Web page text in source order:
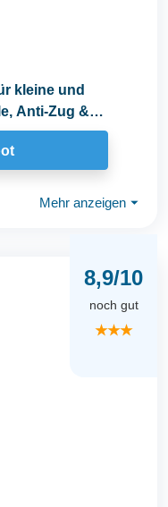
kleine und
Anti-Zug &
Mehr anzeigen ⏷
8,9/10
noch gut
★★★